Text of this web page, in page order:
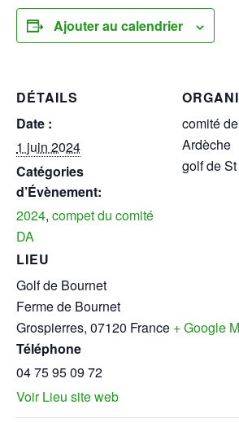
Ajouter au calendrier
DÉTAILS
Date :
1 juin 2024
Catégories
d’Évènement:
2024, compet du comité
DA
LIEU
Golf de Bournet
Ferme de Bournet
Grospierres, 07120 France + Google
Téléphone
04 75 95 09 72
Voir Lieu site web
comité
Ardèche
golf de